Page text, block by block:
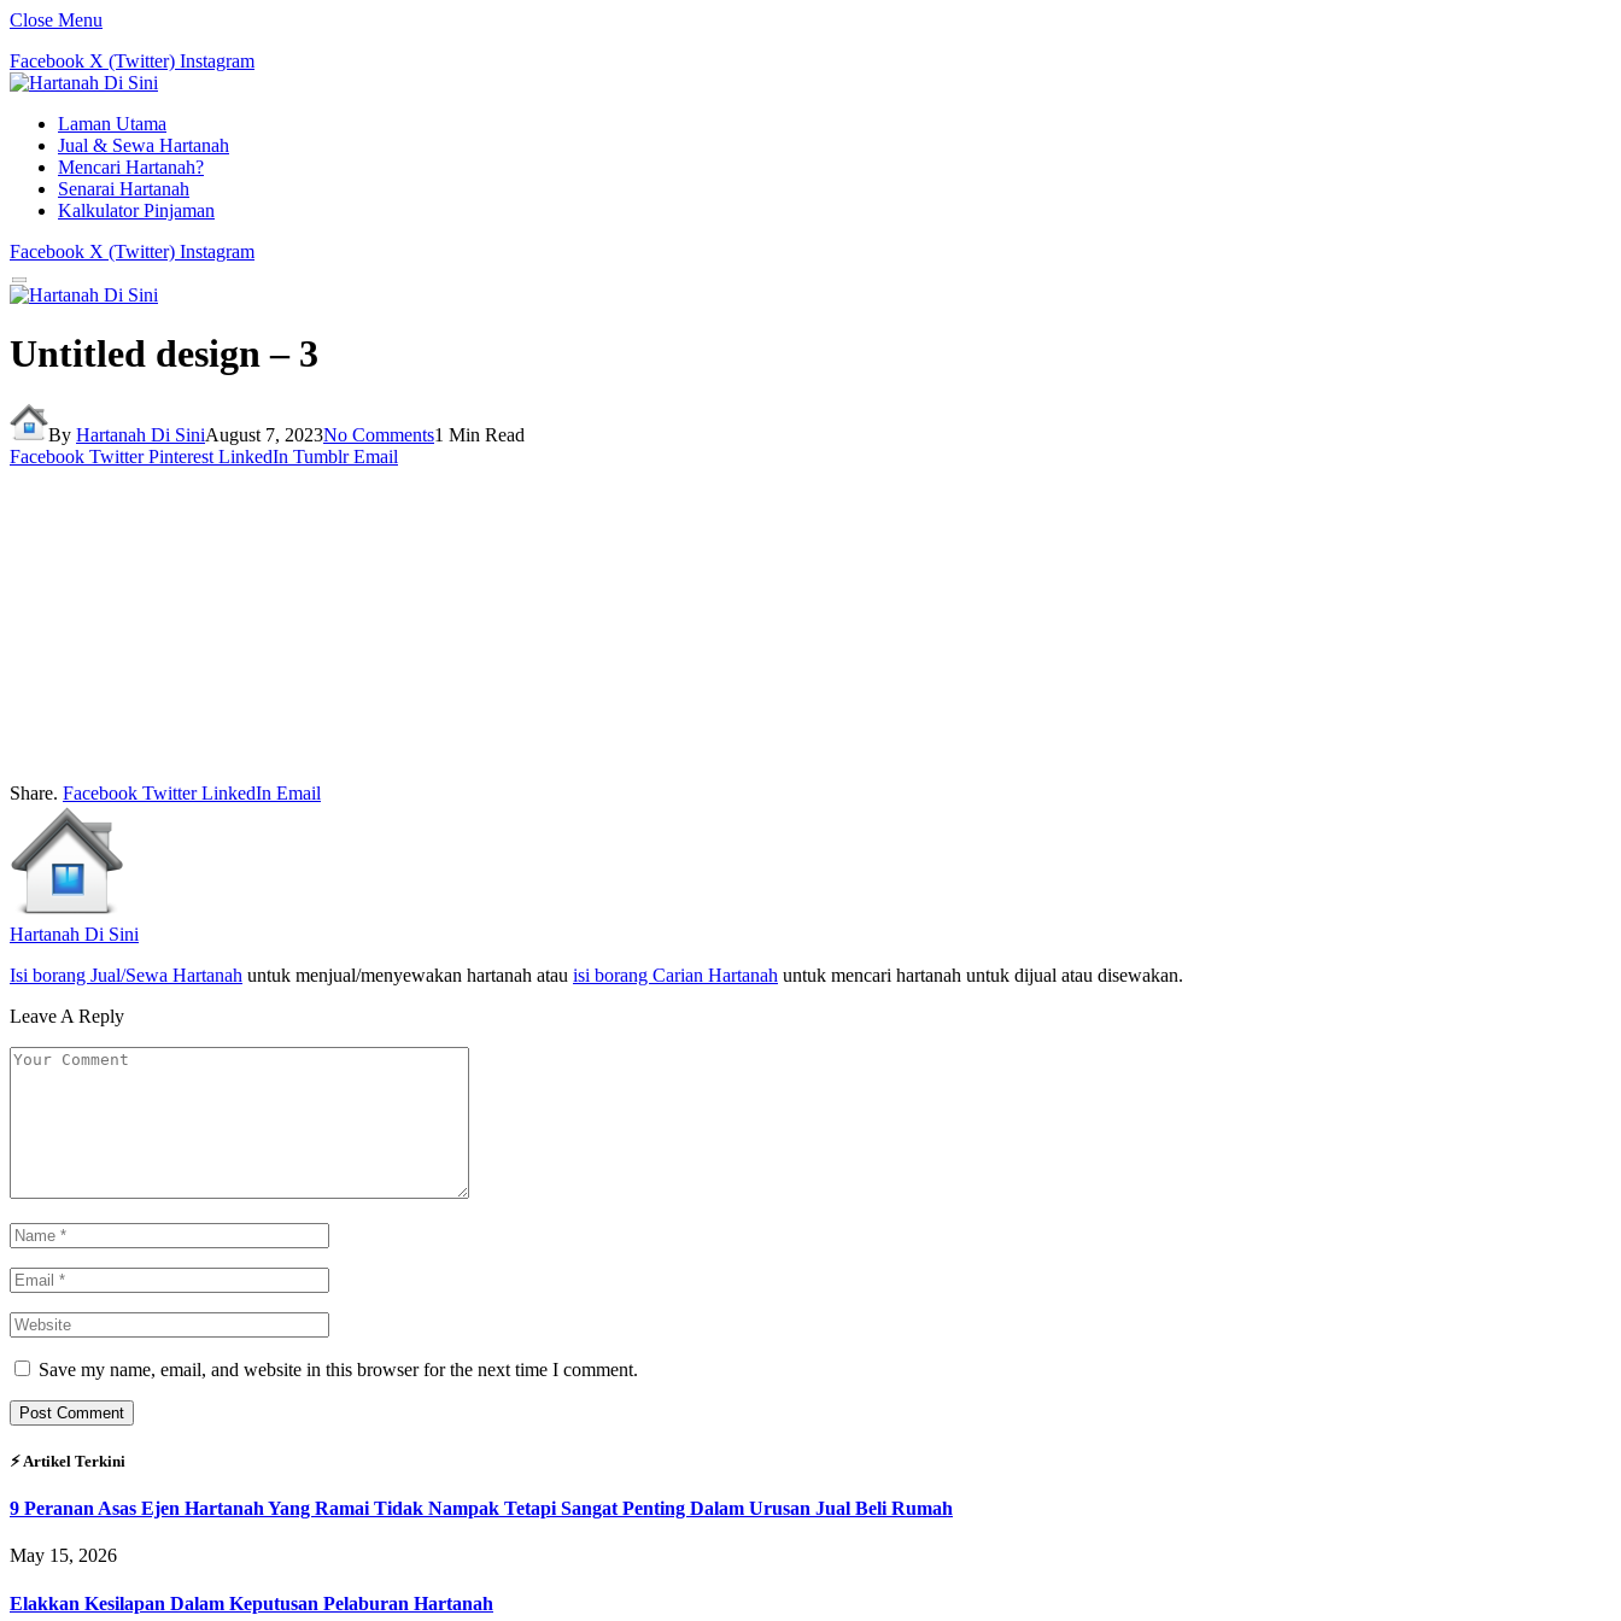
Close Menu
Facebook X (Twitter) Instagram
Laman Utama
Jual & Sewa Hartanah
Mencari Hartanah?
Senarai Hartanah
Kalkulator Pinjaman
Facebook X (Twitter) Instagram
Untitled design – 3
By Hartanah Di SiniAugust 7, 2023No Comments1 Min Read
Facebook Twitter Pinterest LinkedIn Tumblr Email
Share. Facebook Twitter LinkedIn Email
Hartanah Di Sini
Isi borang Jual/Sewa Hartanah untuk menjual/menyewakan hartanah atau isi borang Carian Hartanah untuk mencari hartanah untuk dijual atau disewakan.
Leave A Reply
Save my name, email, and website in this browser for the next time I comment.
⚡︎ Artikel Terkini
9 Peranan Asas Ejen Hartanah Yang Ramai Tidak Nampak Tetapi Sangat Penting Dalam Urusan Jual Beli Rumah
May 15, 2026
Elakkan Kesilapan Dalam Keputusan Pelaburan Hartanah